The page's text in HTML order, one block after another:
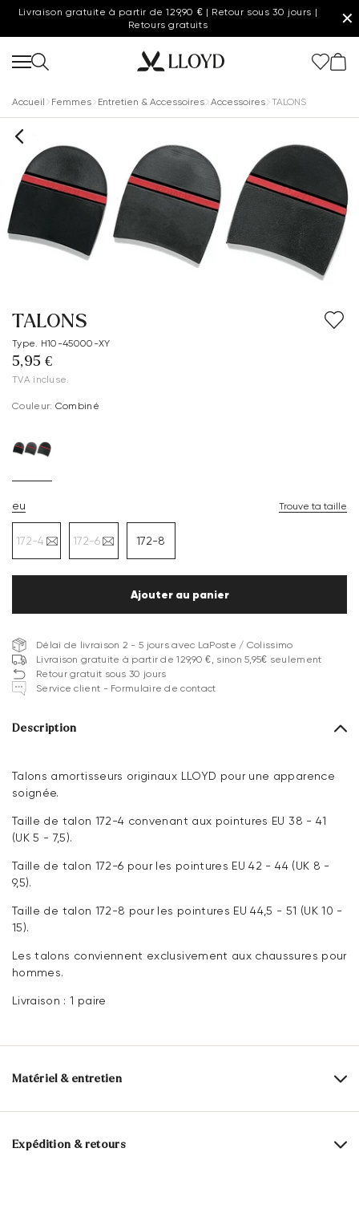
Livraison gratuite à partir de 129,90 € | Retour sous 30 jours |
Retours gratuits
✕
Accueil Femmes Entretien & Accessoires Accessoires TALONS
TALONS
Type. H10-45000-XY
5,95 €
TVA incluse.
Couleur: Combiné
eu Trouve ta taille
172-4 172-6 172-8
Ajouter au panier
Délai de livraison 2 - 5 jours avec LaPoste / Colissimo
Livraison gratuite à partir de 129,90 €, sinon 5,95€ seulement
Retour gratuit sous 30 jours
Service client - Formulaire de contact
Description
Talons amortisseurs originaux LLOYD pour une apparence
soignée.
Taille de talon 172-4 convenant aux pointures EU 38 - 41
(UK 5 - 7,5).
Taille de talon 172-6 pour les pointures EU 42 - 44 (UK 8 -
9,5).
Taille de talon 172-8 pour les pointures EU 44,5 - 51 (UK 10 -
15).
Les talons conviennent exclusivement aux chaussures pour
hommes.
Livraison : 1 paire
Matériel & entretien
Composition du matériau: 100% Caoutchouc
Expédition & retours